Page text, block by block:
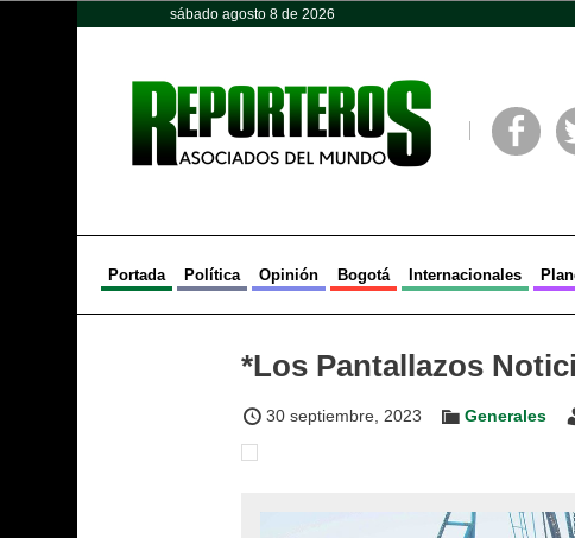
sábado agosto 8 de 2026
Portada Política Opinión Bogotá Internacionales
*Los Pantallazos
30 septiembre, 2023 Generales
Opinión Política